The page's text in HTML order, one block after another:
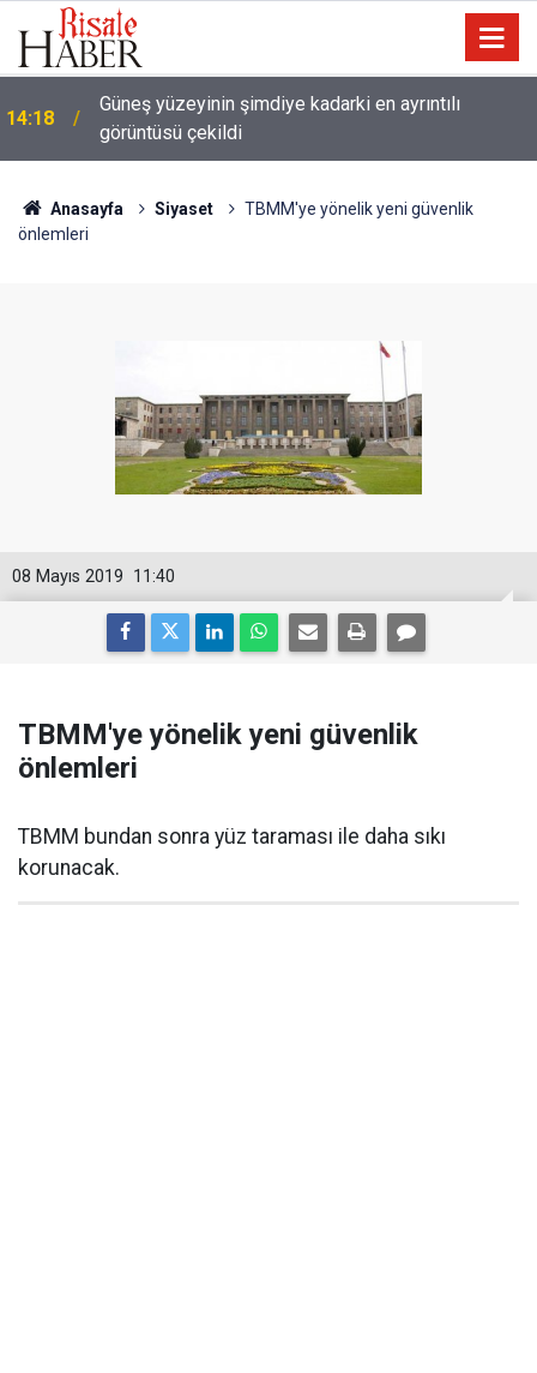
14:18
Güneş yüzeyinin şimdiye kadarki en ayrıntılı
görüntüsü çekildi
Anasayfa Siyaset
TBMM'ye yönelik yeni güvenlik
önlemleri
11:40
08 Mayıs 2019
TBMM'ye yönelik yeni güvenlik
önlemleri
TBMM bundan sonra yüz taraması ile daha sıkı
korunacak.